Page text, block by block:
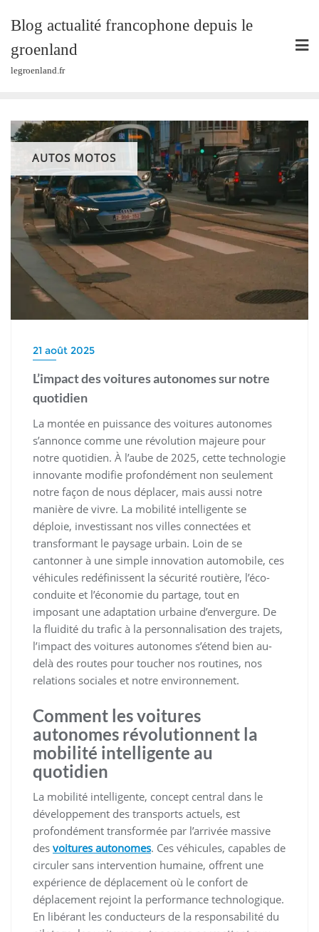
content
Blog actualité francophone depuis le
groenland
legroenland.fr
AUTOS MOTOS
21 août 2025
L’impact des voitures autonomes sur notre
quotidien
La montée en puissance des voitures autonomes
s’annonce comme une révolution majeure pour
notre quotidien. À l’aube de 2025, cette technologie
innovante modifie profondément non seulement
notre façon de nous déplacer, mais aussi notre
manière de vivre. La mobilité intelligente se
déploie, investissant nos villes connectées et
transformant le paysage urbain. Loin de se
cantonner à une simple innovation automobile, ces
véhicules redéfinissent la sécurité routière, l’éco-
conduite et l’économie du partage, tout en
imposant une adaptation urbaine d’envergure. De
la fluidité du trafic à la personnalisation des trajets,
l’impact des voitures autonomes s’étend bien au-
delà des routes pour toucher nos routines, nos
relations sociales et notre environnement.
Comment les voitures
autonomes révolutionnent la
mobilité intelligente au
quotidien
La mobilité intelligente, concept central dans le
développement des transports actuels, est
profondément transformée par l’arrivée massive
des voitures autonomes. Ces véhicules, capables de
circuler sans intervention humaine, offrent une
expérience de déplacement où le confort de
déplacement rejoint la performance technologique.
En libérant les conducteurs de la responsabilité du